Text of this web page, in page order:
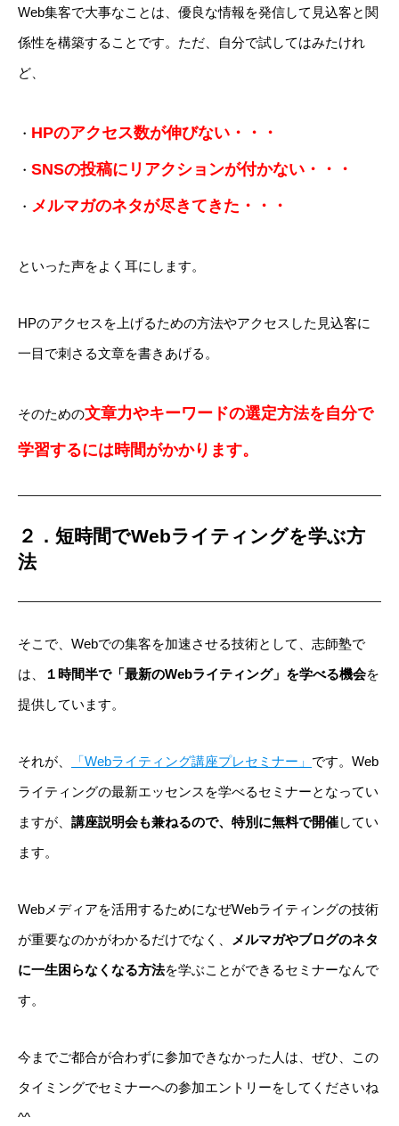
Web集客で大事なことは、優良な情報を発信して見込客と関
係性を構築することです。ただ、自分で試してはみたけれ
ど、
・ HPのアクセス数が伸びない・・・
・ SNSの投稿にリアクションが付かない・・・
・ メルマガのネタが尽きてきた・・・
といった声をよく耳にします。
HPのアクセスを上げるための方法やアクセスした見込客に
一目で刺さる文章を書きあげる。
そのための文章力やキーワードの選定方法を自分で
学習するには時間がかかります。
２．短時間でWebライティングを学ぶ方
法
そこで、Webでの集客を加速させる技術として、志師塾で
は、
１時間半で「最新のWebライティング」を学べる機会を
提供しています。
それが、 「Webライティング講座プレセミナー」 です。Web
ライティングの最新エッセンスを学べるセミナーとなってい
ますが、 講座説明会も兼ねるので、特別に無料で開催してい
ます。
Webメディアを活用するためになぜWebライティングの技術
が重要なのかがわかるだけでなく、
メルマガやブログのネタ
に一生困らなくなる方法を学ぶことができるセミナーなんで
す。
今までご都合が合わずに参加できなかった人は、ぜひ、この
タイミングでセミナーへの参加エントリーをしてくださいね
^^